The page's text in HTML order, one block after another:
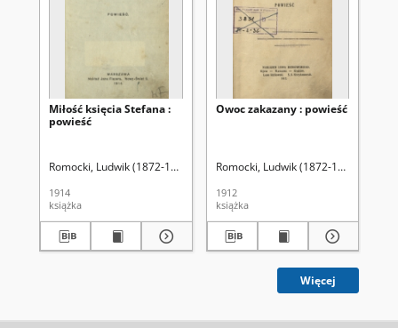
Miłość księcia Stefana :
powieść
Romocki, Ludwik (1872-1927)
1914
książka
Owoc zakazany : powieść
Romocki, Ludwik (1872-1927)
1912
książka
Więcej